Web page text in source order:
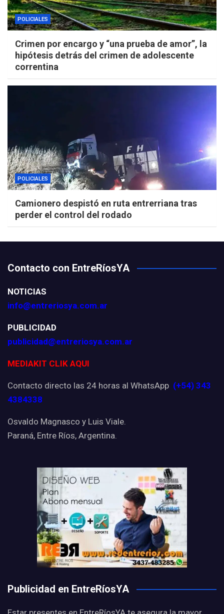
POLICIALES
Crimen por encargo y “una prueba de amor”, la
hipótesis detrás del crimen de adolescente
correntina
POLICIALES
Camionero despistó en ruta entrerriana tras
perder el control del rodado
Contacto con EntreRíosYA
NOTICIAS
info@entreriosya.com.ar
PUBLICIDAD
publicidad@entreriosya.com.ar
MEDIAKIT CLIK AQUI
Contacto directo las 24 horas al WhatsApp (+54) 343
4384338
Osvaldo Magnasco y Luis Viale.
Paraná, Entre Ríos, Argentina.
Publicidad en EntreRíosYA